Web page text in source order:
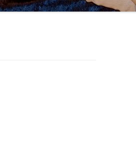
MEIN KÖRPER ACTIVITY